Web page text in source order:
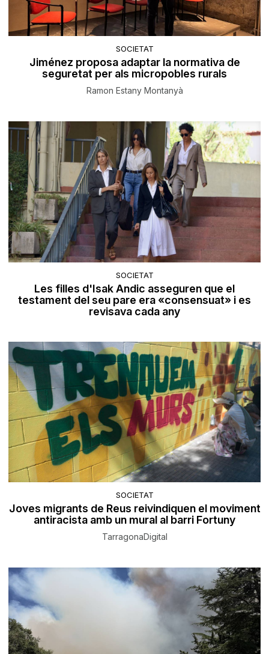
SOCIETAT
Jiménez proposa adaptar la normativa de
seguretat per als micropobles rurals
Ramon Estany Montanyà
SOCIETAT
Les filles d'Isak Andic asseguren que el
testament del seu pare era «consensuat» i es
revisava cada any
SOCIETAT
Joves migrants de Reus reivindiquen el moviment
antiracista amb un mural al barri Fortuny
TarragonaDigital